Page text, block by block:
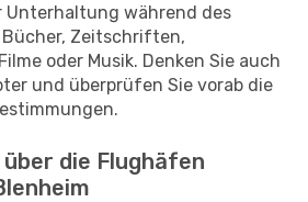
Unterhaltung während des
Zeitschriften,
oder Musik. Denken Sie auch
und überprüfen Sie vorab die
die Flughäfen